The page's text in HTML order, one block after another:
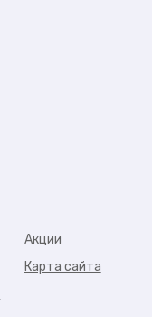
Акции
Карта сайта